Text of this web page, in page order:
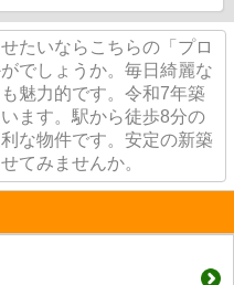
たいならこちらの「プロ
でしょうか。毎日綺麗な
魅力的です。令和7年築
ます。駅から徒歩8分の
な物件です。安定の新築
てみませんか。